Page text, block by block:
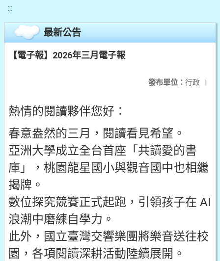
:::
最新公告
【電子報】2026年三月電子報
發布單位： 行政 |
熱情的閱讀夥伴您好：
春意盎然的三月，閱讀看見希望。
亞洲大學成立全台首座「共讀愛的書
庫」，桃園龍星國小與觀音國中也相繼
揭牌。
數位探究競賽正式起跑，引領孩子在 AI
浪潮中磨練自學力。
此外，國立臺灣交響樂團將樂音送往校
園，各項閱讀深耕活動陸續展開。